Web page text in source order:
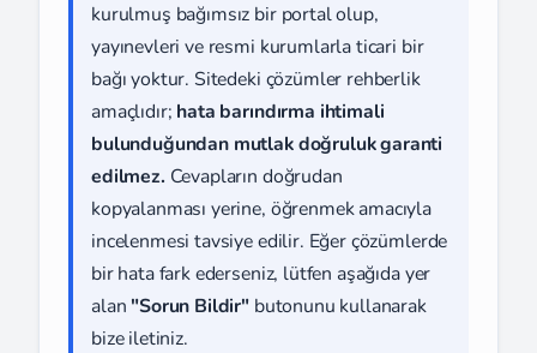
kurulmuş bağımsız bir portal olup,
yayınevleri ve resmi kurumlarla ticari bir
bağı yoktur. Sitedeki çözümler rehberlik
amaçlıdır; hata barındırma ihtimali
bulunduğundan mutlak doğruluk garanti
edilmez. Cevapların doğrudan
kopyalanması yerine, öğrenmek amacıyla
incelenmesi tavsiye edilir. Eğer çözümlerde
bir hata fark ederseniz, lütfen aşağıda yer
alan "Sorun Bildir" butonunu kullanarak
bize iletiniz.